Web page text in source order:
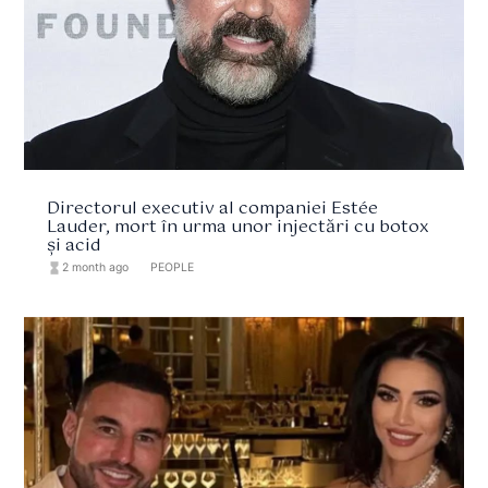
Directorul executiv al companiei Estée
Lauder, mort în urma unor injectări cu botox
și acid
hourglass_full 2 month ago PEOPLE